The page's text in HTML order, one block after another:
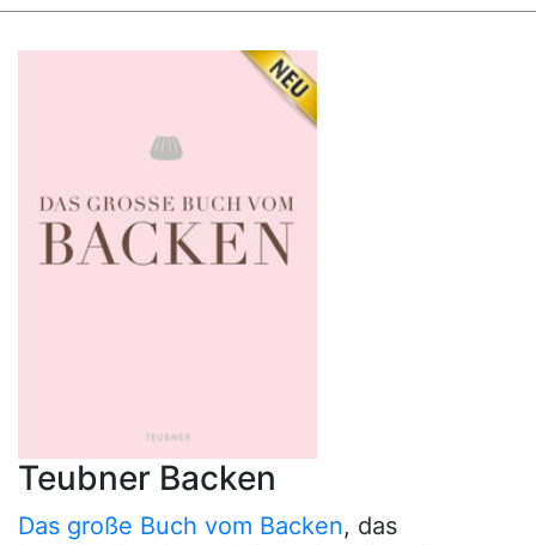
Teubner Backen
Das große Buch vom Backen, das